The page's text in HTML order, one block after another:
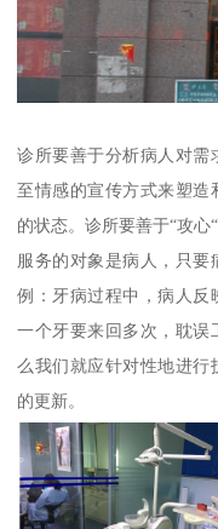
诊所要善于分析病人对需
至情感的宣传方式来塑造
的状态。诊所要善于“攻心“
服务的对象是病人，只要
例：牙病过程中，病人反
一个牙要来回多次，耽误
么我们就应针对性地进行
的更新。